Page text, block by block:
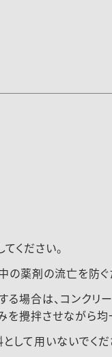
ください。
の薬剤の流亡を防
る場合は、コンクリ
を攪拌させながら均
して用いないでくだ